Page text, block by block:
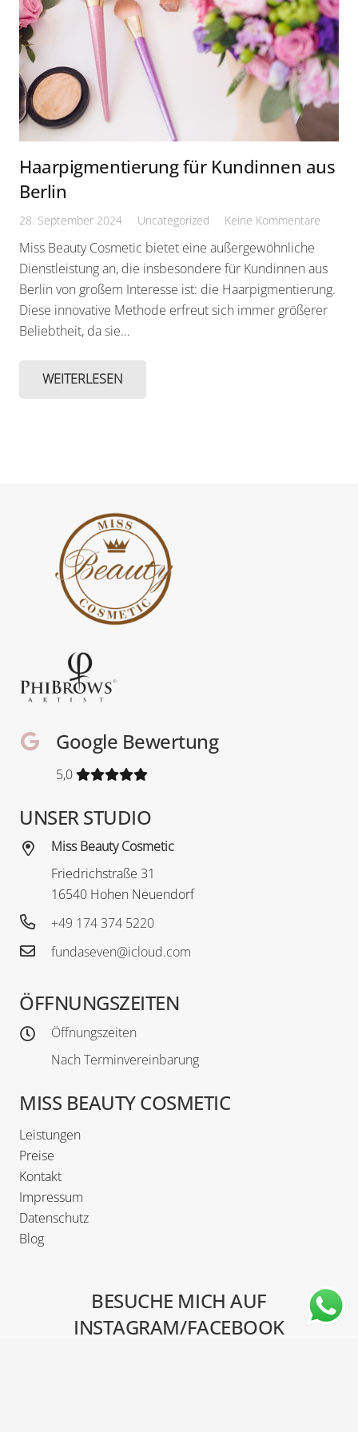
Haarpigmentierung für Kundinnen aus
Berlin
28. September 2024 Uncategorized Keine Kommentare
Miss Beauty Cosmetic bietet eine außergewöhnliche
Dienstleistung an, die insbesondere für Kundinnen aus
Berlin von großem Interesse ist: die Haarpigmentierung.
Diese innovative Methode erfreut sich immer größerer
Beliebtheit, da sie…
WEITERLESEN
Google Bewertung
5,0
UNSER STUDIO
Miss Beauty Cosmetic
Friedrichstraße 31
16540 Hohen Neuendorf
+49 174 374 5220
fundaseven@icloud.com
ÖFFNUNGSZEITEN
Öffnungszeiten
Nach Terminvereinbarung
MISS BEAUTY COSMETIC
Leistungen
Preise
Kontakt
Impressum
Datenschutz
Blog
BESUCHE MICH AUF
INSTAGRAM/FACEBOOK